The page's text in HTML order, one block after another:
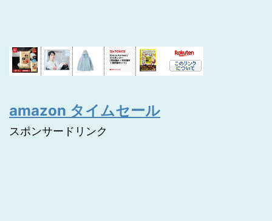
amazon タイムセール
スポンサードリンク